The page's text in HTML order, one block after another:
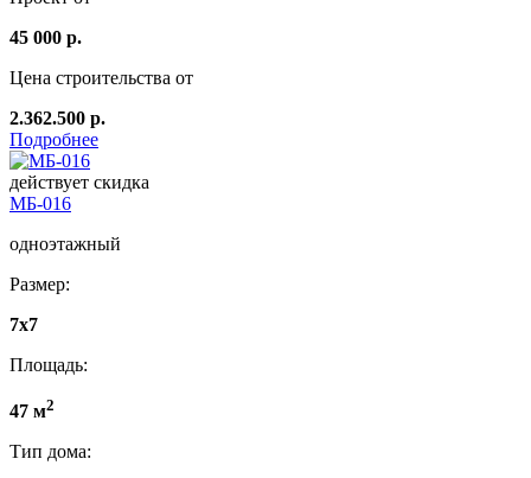
45 000 р.
Цена строительства от
2.362.500 р.
Подробнее
действует скидка
МБ-016
одноэтажный
Размер:
7х7
Площадь:
47 м2
Тип дома: